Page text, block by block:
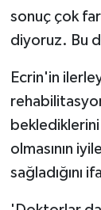
sonuç çok
diyoruz. Bu
Ecrin'in
olmasının
sağladığını